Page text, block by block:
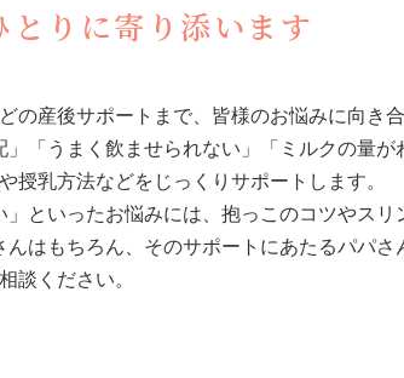
りに寄り添います
の産後サポートまで、皆様のお悩みに向き合
「うまく飲ませられない」「ミルクの量が
授乳方法などをじっくりサポートします。
といったお悩みには、抱っこのコツやスリ
はもちろん、そのサポートにあたるパパさ
談ください。